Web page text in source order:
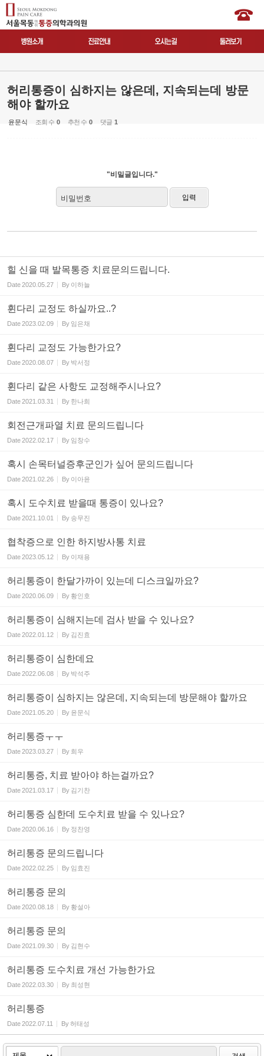
허리통증이 심하지는 않은데, 지속되는데 방문
해야 할까요
윤문식 조회 수 0 추천 수 0 댓글 1
"비밀글입니다."
비밀번호
힐 신을 때 발목통증 치료문의드립니다.
Date2020.05.27 By 이하늘
휜다리 교정도 하실까요..?
Date2023.02.09 By 임은채
휜다리 교정도 가능한가요?
Date2020.08.07 By 박서정
휜다리 같은 사항도 교정해주시나요?
Date2021.03.31 By 한나희
회전근개파열 치료 문의드립니다
Date2022.02.17 By 임창수
혹시 손목터널증후군인가 싶어 문의드립니다
Date2021.02.26 By 이아윤
혹시 도수치료 받을때 통증이 있나요?
Date2021.10.01 By 송무진
협착증으로 인한 하지방사통 치료
Date2023.05.12 By 이재용
허리통증이 한달가까이 있는데 디스크일까요?
Date2020.06.09 By 황인호
허리통증이 심해지는데 검사 받을 수 있나요?
Date2022.01.12 By 김진효
허리통증이 심한데요
Date2022.06.08 By 박석주
허리통증이 심하지는 않은데, 지속되는데 방문해야 할까요
Date2021.05.20 By 윤문식
허리통증ㅜㅜ
Date2023.03.27 By 희우
허리통증, 치료 받아야 하는걸까요?
Date2021.03.17 By 김기찬
허리통증 심한데 도수치료 받을 수 있나요?
Date2020.06.16 By 정찬영
허리통증 문의드립니다
Date2022.02.25 By 임효진
허리통증 문의
Date2020.08.18 By 황설아
허리통증 문의
Date2021.09.30 By 김현수
허리통증 도수치료 개선 가능한가요
Date2022.03.30 By 최성현
허리통증
Date2022.07.11 By허태성